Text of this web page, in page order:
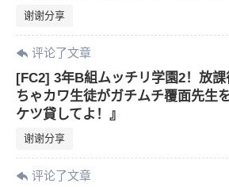
谢谢分享
评论了文章
[FC2] 3年B組ムッチリ学園2！放
ちゃカワ生徒がガチムチ覆面先生
ケツ貸してよ！』
谢谢分享
评论了文章